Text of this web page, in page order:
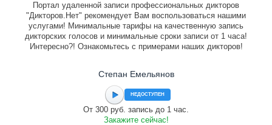
Портал удаленной записи профессиональных дикторов
"Дикторов.Нет" рекомендует Вам воспользоваться нашими
услугами! Минимальные тарифы на качественную запись
дикторских голосов и минимальные сроки записи от 1 часа!
Интересно?! Ознакомьтесь с примерами наших дикторов!
Степан Емельянов
НЕДОСТУПЕН
От 300 руб. запись до 1 час.
Закажите сейчас!